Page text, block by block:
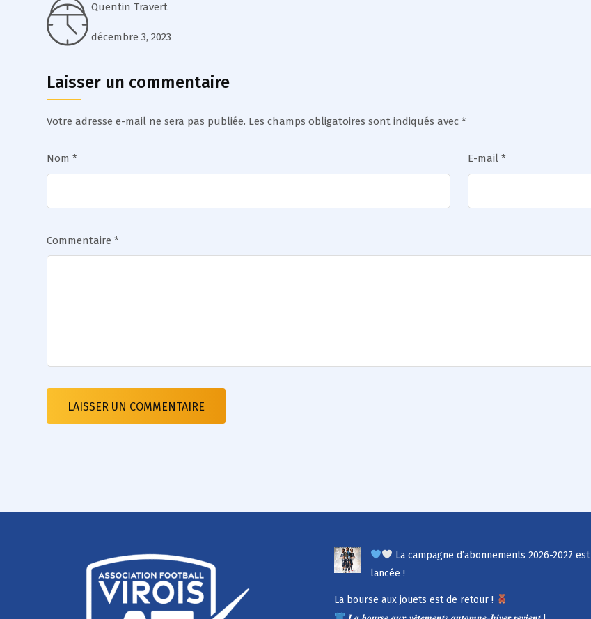
Quentin Travert
décembre 3, 2023
Laisser un commentaire
Votre adresse e-mail ne sera pas publiée. Les champs obligatoires sont indiqués avec *
Nom * E-mail *
Commentaire *
La campagne d’abonnements 2026-2027 est
lancée !
La bourse aux jouets est de retour !